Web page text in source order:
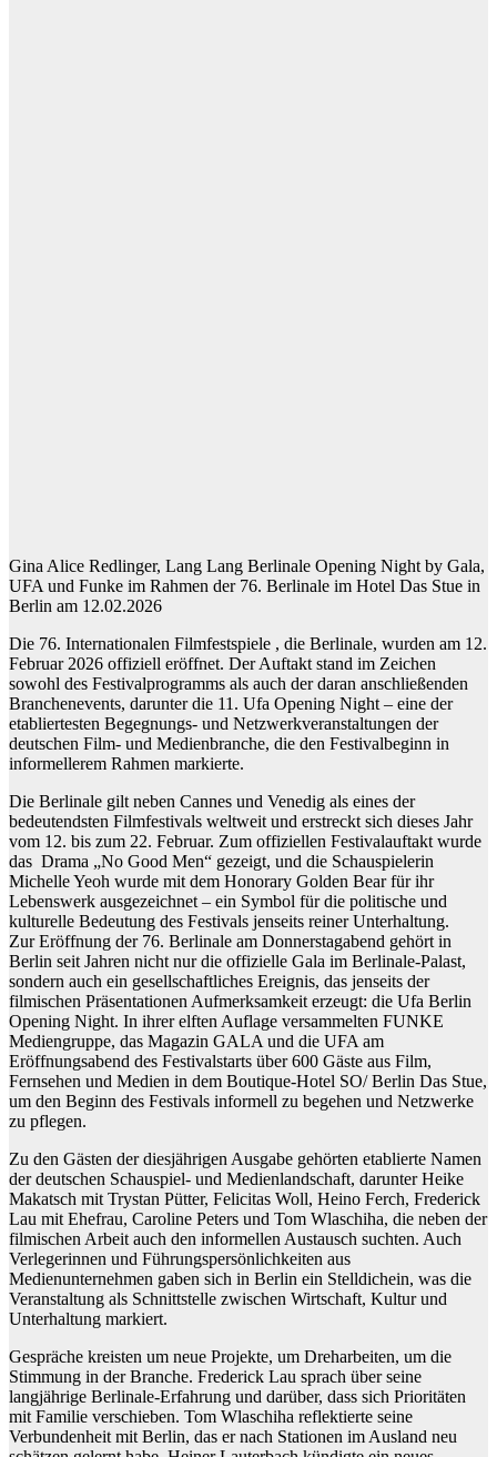
Gina Alice Redlinger, Lang Lang Berlinale Opening Night by Gala,
UFA und Funke im Rahmen der 76. Berlinale im Hotel Das Stue in
Berlin am 12.02.2026
Die 76. Internationalen Filmfestspiele , die Berlinale, wurden am 12.
Februar 2026 offiziell eröffnet. Der Auftakt stand im Zeichen
sowohl des Festivalprogramms als auch der daran anschließenden
Branchenevents, darunter die 11. Ufa Opening Night – eine der
etabliertesten Begegnungs- und Netzwerkveranstaltungen der
deutschen Film- und Medienbranche, die den Festivalbeginn in
informellerem Rahmen markierte.
Die Berlinale gilt neben Cannes und Venedig als eines der
bedeutendsten Filmfestivals weltweit und erstreckt sich dieses Jahr
vom 12. bis zum 22. Februar. Zum offiziellen Festivalauftakt wurde
das Drama „No Good Men“ gezeigt, und die Schauspielerin
Michelle Yeoh wurde mit dem Honorary Golden Bear für ihr
Lebenswerk ausgezeichnet – ein Symbol für die politische und
kulturelle Bedeutung des Festivals jenseits reiner Unterhaltung.
Zur Eröffnung der 76. Berlinale am Donnerstagabend gehört in
Berlin seit Jahren nicht nur die offizielle Gala im Berlinale-Palast,
sondern auch ein gesellschaftliches Ereignis, das jenseits der
filmischen Präsentationen Aufmerksamkeit erzeugt: die Ufa Berlin
Opening Night. In ihrer elften Auflage versammelten FUNKE
Mediengruppe, das Magazin GALA und die UFA am
Eröffnungsabend des Festivalstarts über 600 Gäste aus Film,
Fernsehen und Medien in dem Boutique-Hotel SO/ Berlin Das Stue,
um den Beginn des Festivals informell zu begehen und Netzwerke
zu pflegen.
Zu den Gästen der diesjährigen Ausgabe gehörten etablierte Namen
der deutschen Schauspiel- und Medienlandschaft, darunter Heike
Makatsch mit Trystan Pütter, Felicitas Woll, Heino Ferch, Frederick
Lau mit Ehefrau, Caroline Peters und Tom Wlaschiha, die neben der
filmischen Arbeit auch den informellen Austausch suchten. Auch
Verlegerinnen und Führungspersönlichkeiten aus
Medienunternehmen gaben sich in Berlin ein Stelldichein, was die
Veranstaltung als Schnittstelle zwischen Wirtschaft, Kultur und
Unterhaltung markiert.
Gespräche kreisten um neue Projekte, um Dreharbeiten, um die
Stimmung in der Branche. Frederick Lau sprach über seine
langjährige Berlinale-Erfahrung und darüber, dass sich Prioritäten
mit Familie verschieben. Tom Wlaschiha reflektierte seine
Verbundenheit mit Berlin, das er nach Stationen im Ausland neu